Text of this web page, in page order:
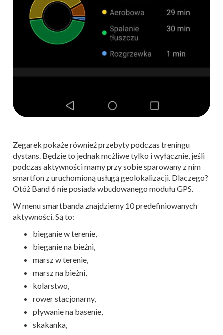
Zegarek pokaże również przebyty podczas treningu
dystans. Będzie to jednak możliwe tylko i wyłącznie, jeśli
podczas aktywności mamy przy sobie sparowany z nim
smartfon z uruchomioną usługą geolokalizacji. Dlaczego?
Otóż Band 6 nie posiada wbudowanego modułu GPS.
W menu smartbanda znajdziemy 10 predefiniowanych
aktywności. Są to:
bieganie w terenie,
bieganie na bieżni,
marsz w terenie,
marsz na bieżni,
kolarstwo,
rower stacjonarny,
pływanie na basenie,
skakanka,